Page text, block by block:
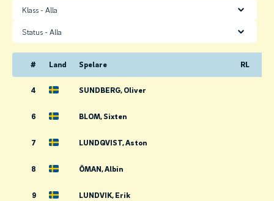
Klass
Status
# Land Spelare RL
4 SUNDBERG, Oliver
6 BLOM, Sixten
7 LUNDQVIST, Aston
8 ÖMAN, Albin
9 LUNDVIK, Erik